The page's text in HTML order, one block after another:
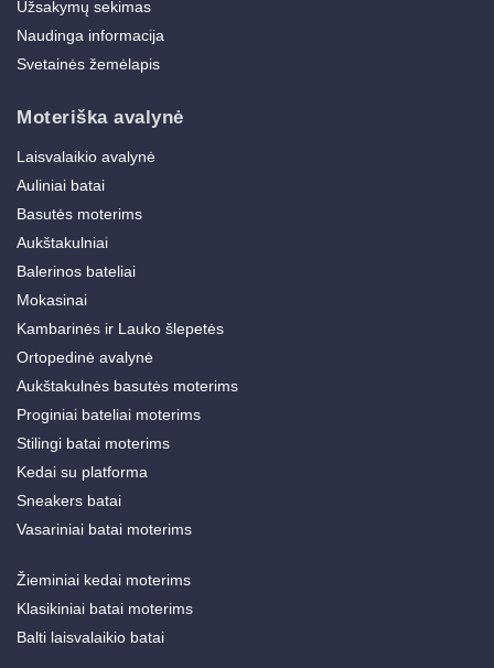
Užsakymų sekimas
Naudinga informacija
Svetainės žemėlapis
Moteriška avalynė
Laisvalaikio avalynė
Auliniai batai
Basutės moterims
Aukštakulniai
Balerinos bateliai
Mokasinai
Kambarinės ir Lauko šlepetės
Ortopedinė avalynė
Aukštakulnės basutės moterims
Proginiai bateliai moterims
Stilingi batai moterims
Kedai su platforma
Sneakers batai
Vasariniai batai moterims
Žieminiai kedai moterims
Klasikiniai batai moterims
Balti laisvalaikio batai